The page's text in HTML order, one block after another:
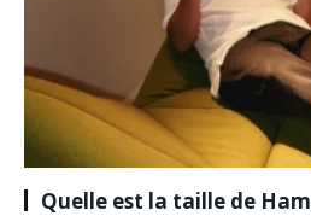
Quelle est la taille de